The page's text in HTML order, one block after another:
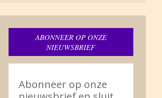
ABONNEER OP ONZE
NIEUWSBRIEF
Abonneer op onze